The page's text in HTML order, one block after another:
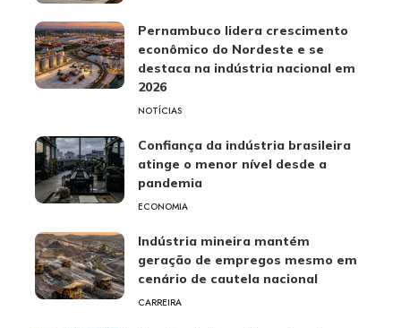
Pernambuco lidera crescimento
econômico do Nordeste e se
destaca na indústria nacional em
2026
NOTÍCIAS
Confiança da indústria brasileira
atinge o menor nível desde a
pandemia
ECONOMIA
Indústria mineira mantém
geração de empregos mesmo em
cenário de cautela nacional
CARREIRA